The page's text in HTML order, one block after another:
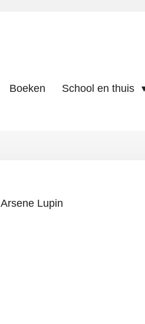
Boeken School en thuis
Arsene Lupin